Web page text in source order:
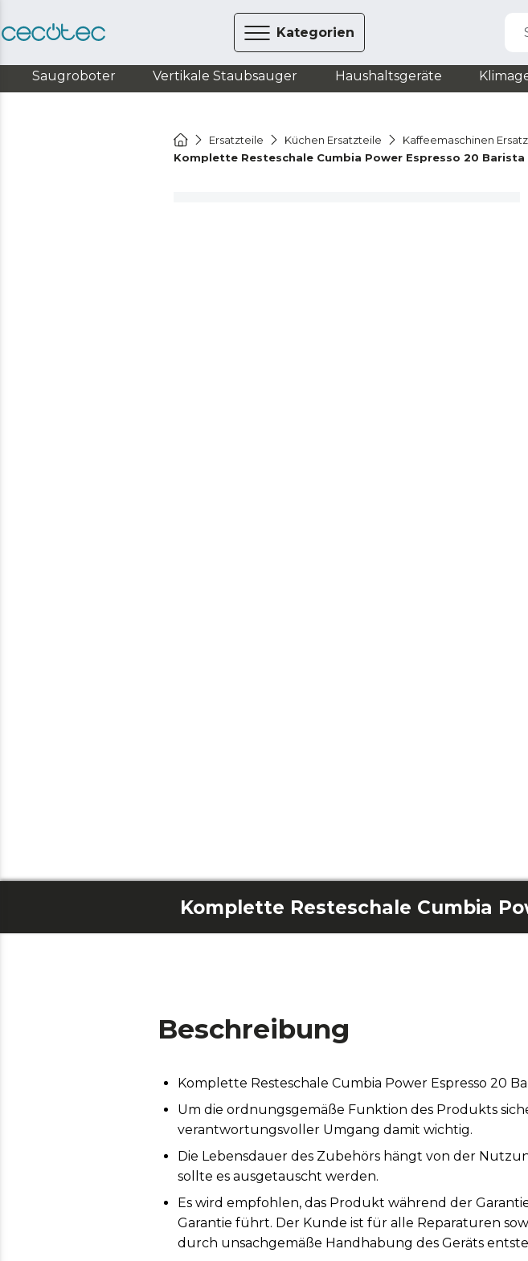
Kategorien
Saugroboter Vertikale Staubsauger Haushaltsgeräte
Ersatzteile Küchen Ersatzteile
Kaffeemaschinen
Komplette Resteschale Cumbia Power Espresso 20 Barista
Beschreibung
Komplette Resteschale Cumbia Power Espresso 20
Um die ordnungsgemäße Funktion des Produkts
verantwortungsvoller Umgang damit wichtig.
Die Lebensdauer des Zubehörs hängt von der
sollte es ausgetauscht werden.
Es wird empfohlen, das Produkt während der
Garantie führt. Der Kunde ist für alle Reparaturen
durch unsachgemäße Handhabung des Geräts